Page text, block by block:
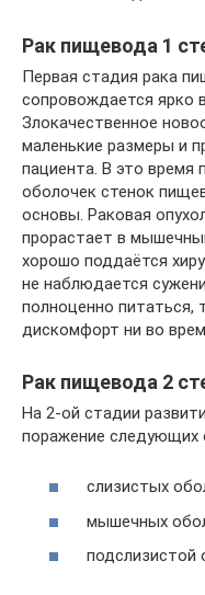
Рак пищевода 1
Первая стадия рака
сопровождается ярко
Злокачественное
маленькие размеры и
пациента. В это время
оболочек стенок
основы. Раковая
прорастает в
хорошо поддаётся
не наблюдается
полноценно питаться,
дискомфорт ни во
Рак пищевода 2
На 2-ой стадии
поражение следующих
слизистых
мышечных
подслизистой